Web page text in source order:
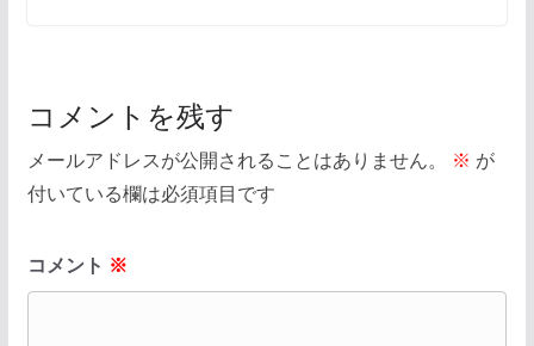
コメントを残す
メールアドレスが公開されることはありません。 ※ が
付いている欄は必須項目です
コメント ※